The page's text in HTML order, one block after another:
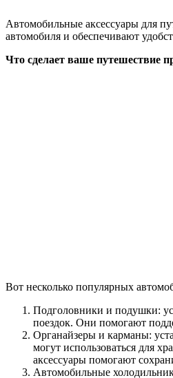
Автомобильные аксессуары для
автомобиля и обеспечивают
Что сделает ваше путешествие
Вот несколько популярных
Подголовники и подушки:
поездок. Они помогают
Органайзеры и карманы:
могут использоваться для
аксессуары помогают
Автомобильные